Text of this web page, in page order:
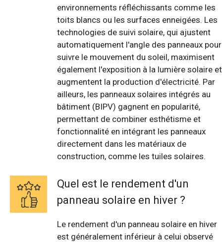
environnements réfléchissants comme les
toits blancs ou les surfaces enneigées. Les
technologies de suivi solaire, qui ajustent
automatiquement l'angle des panneaux pour
suivre le mouvement du soleil, maximisent
également l'exposition à la lumière solaire et
augmentent la production d'électricité. Par
ailleurs, les panneaux solaires intégrés au
bâtiment (BIPV) gagnent en popularité,
permettant de combiner esthétisme et
fonctionnalité en intégrant les panneaux
directement dans les matériaux de
construction, comme les tuiles solaires.
Quel est le rendement d'un
panneau solaire en hiver ?
Le rendement d'un panneau solaire en hiver
est généralement inférieur à celui observé